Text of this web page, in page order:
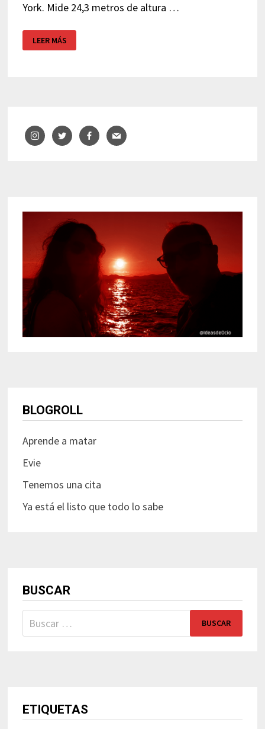
York. Mide 24,3 metros de altura …
ALMA
DEL
LEER MÁS
BLOGROLL
Aprende a matar
Evie
Tenemos una cita
Ya está el listo que todo lo sabe
BUSCAR
Buscar:
ETIQUETAS